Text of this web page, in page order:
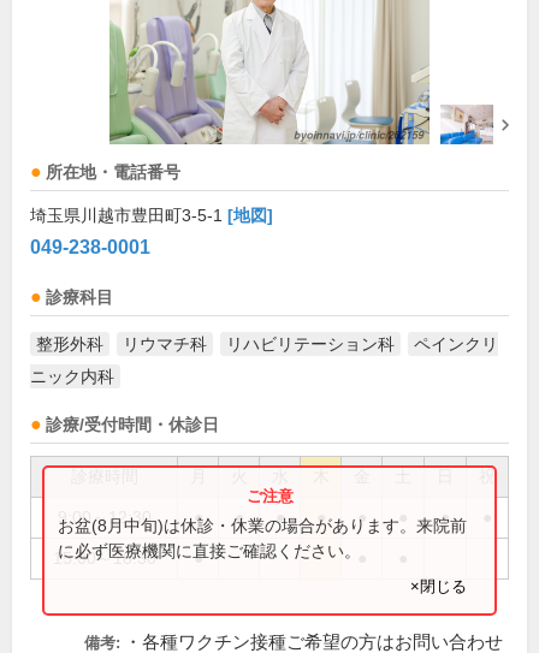
所在地・電話番号
埼玉県川越市豊田町3-5-1 [地図]
049-238-0001
診療科目
整形外科 リウマチ科 リハビリテーション科
ペインクリ
ニック内科
診療/受付時間・休診日
祝
9:00～12:30 ● ● ● ● ● ●
15:00～18:30 ●
お盆(8月中旬)は休診・休業の場合があります。来院前
に必ず医療機関に直接ご確認ください。
×閉じる
備考:
・各種ワクチン接種ご希望の方はお問い合わせ